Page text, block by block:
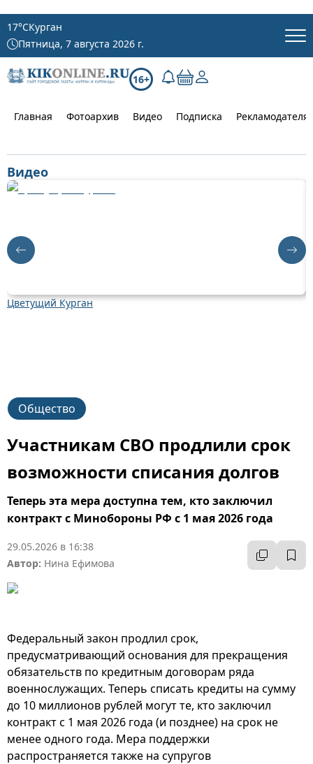
17°CКурган
Пятница, 7 августа 2026 г.
16+
Главная Фотоархив Видео Подписка
Видео
Цветущий Курган
Общество
Участникам СВО продлили срок
возможности списания долгов
Теперь эта мера доступна тем, кто заключил
контракт с Минобороны РФ с 1 мая 2026 года
29.05.2026 в 16:38
Автор: Нина Ефимова
Федеральный закон продлил срок,
предусматривающий основания для прекращения
обязательств по кредитным договорам ряда
военнослужащих. Теперь списать кредиты на сумму
до 10 миллионов рублей могут те, кто заключил
контракт с 1 мая 2026 года (и позднее) на срок не
менее одного года. Мера поддержки
распространяется также на супругов